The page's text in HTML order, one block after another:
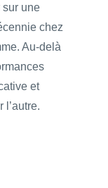
sur une
chez
Au-delà
et
l’autre.